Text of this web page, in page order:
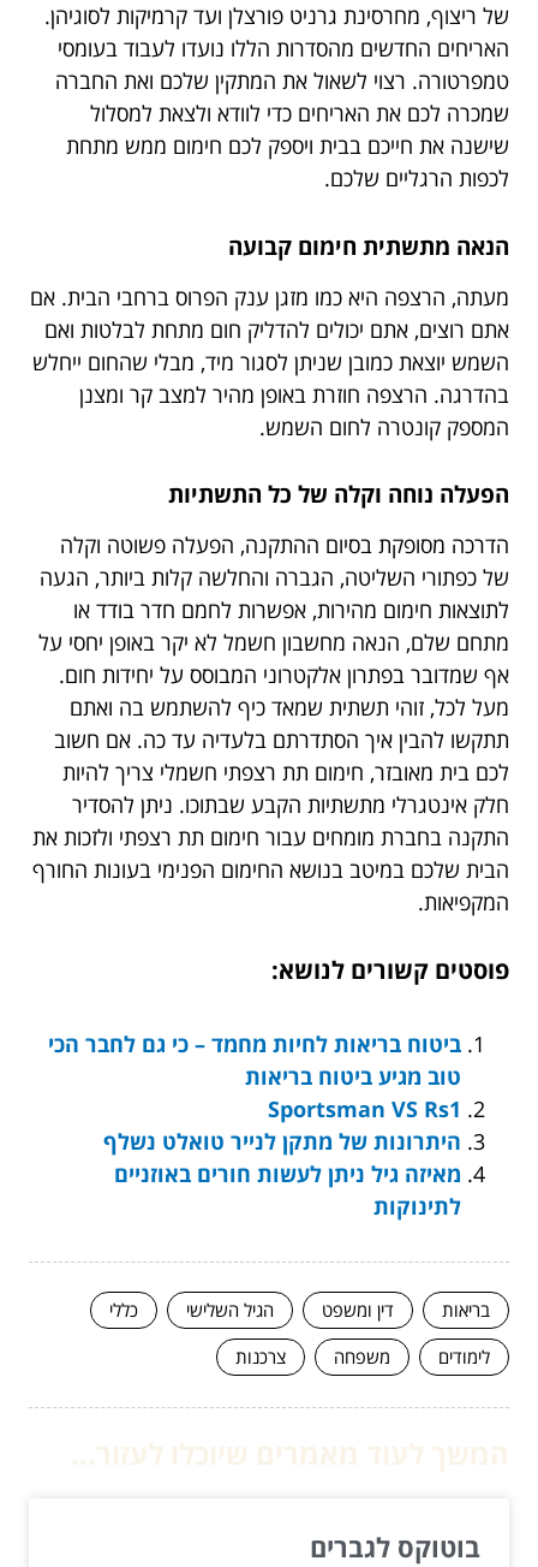
של ריצוף, מחרסינת גרניט פורצלן ועד קרמיקות לסוגיהן.
האריחים החדשים מהסדרות הללו נועדו לעבוד בעומסי
טמפרטורה. רצוי לשאול את המתקין שלכם ואת החברה
שמכרה לכם את האריחים כדי לוודא ולצאת למסלול
שישנה את חייכם בבית ויספק לכם חימום ממש מתחת
לכפות הרגליים שלכם.
הנאה מתשתית חימום קבועה
מעתה, הרצפה היא כמו מזגן ענק הפרוס ברחבי הבית. אם
אתם רוצים, אתם יכולים להדליק חום מתחת לבלטות ואם
השמש יוצאת כמובן שניתן לסגור מיד, מבלי שהחום ייחלש
בהדרגה. הרצפה חוזרת באופן מהיר למצב קר ומצנן
המספק קונטרה לחום השמש.
הפעלה נוחה וקלה של כל התשתיות
הדרכה מסופקת בסיום ההתקנה, הפעלה פשוטה וקלה
של כפתורי השליטה, הגברה והחלשה קלות ביותר, הגעה
לתוצאות חימום מהירות, אפשרות לחמם חדר בודד או
מתחם שלם, הנאה מחשבון חשמל לא יקר באופן יחסי על
אף שמדובר בפתרון אלקטרוני המבוסס על יחידות חום.
מעל לכל, זוהי תשתית שמאד כיף להשתמש בה ואתם
תתקשו להבין איך הסתדרתם בלעדיה עד כה. אם חשוב
לכם בית מאובזר, חימום תת רצפתי חשמלי צריך להיות
חלק אינטגרלי מתשתיות הקבע שבתוכו. ניתן להסדיר
התקנה בחברת מומחים עבור חימום תת רצפתי ולזכות את
הבית שלכם במיטב בנושא החימום הפנימי בעונות החורף
המקפיאות.
פוסטים קשורים לנושא:
ביטוח בריאות לחיות מחמד – כי גם לחבר הכי
טוב מגיע ביטוח בריאות
Sportsman VS Rs1
היתרונות של מתקן לנייר טואלט נשלף
מאיזה גיל ניתן לעשות חורים באוזניים
לתינוקות
בריאות דין ומשפט הגיל השלישי
כללי
לימודים
משפחה צרכנות
בוטוקס לגברים